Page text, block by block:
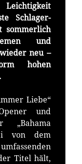
Schlager-
sommerlich
und
neu –
hohen
Liebe“
und
„Bahama
von dem
Titel hält,